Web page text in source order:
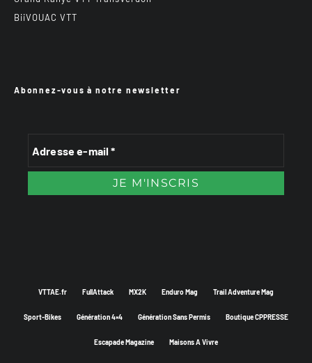
BiiVOUAC VTT
Abonnez-vous à notre newsletter
VTTAE.fr FullAttack MX2K Enduro Mag Trail Adventure Mag
Sport-Bikes Génération 4×4 Génération Sans Permis Boutique CPPRESSE
Escapade Magazine Maisons A Vivre